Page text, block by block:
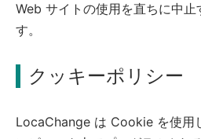
Web サイトの使用を直ちに中止
す。
クッキーポリシー
LocaChange は Cookie を使用